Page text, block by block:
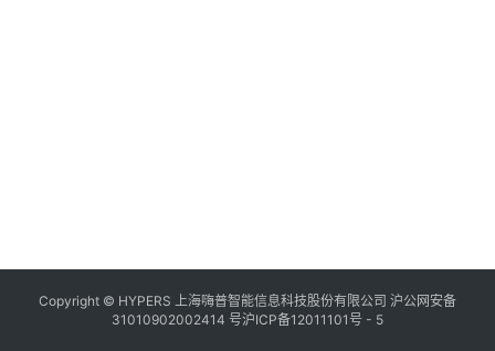
Copyright © HYPERS 上海嗨普智能信息科技股份有限公司 沪公网安备
31010902002414 号沪ICP备12011101号 - 5